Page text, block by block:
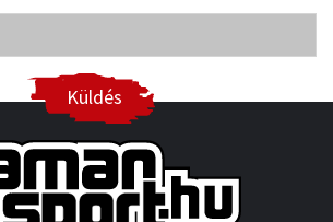
Küldés